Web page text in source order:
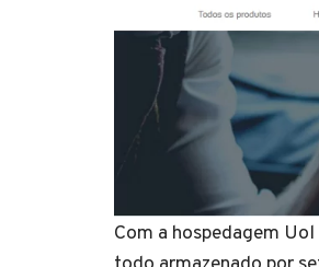
Com a hospedagem